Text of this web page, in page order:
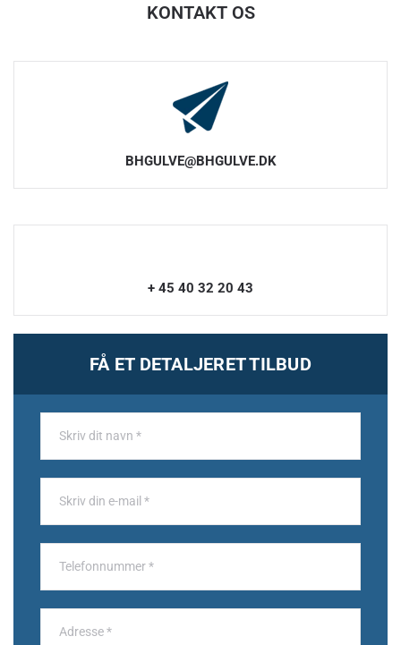
KONTAKT OS
BHGULVE@BHGULVE.DK
+ 45 40 32 20 43
FÅ ET DETALJERET TILBUD